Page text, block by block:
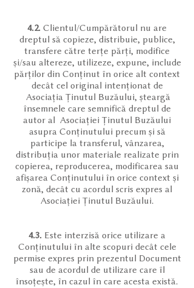
4.2. Clientul/Cumpărătorul nu are
dreptul să copieze, distribuie, publice,
transfere către terțe părți, modifice
și/sau altereze, utilizeze, expune, include
părților din Conținut în orice alt context
decât cel original intenționat de
Asociația Ținutul Buzăului, șteargă
însemnele care semnifică dreptul de
autor al Asociației Ținutul Buzăului
asupra Conținutului precum și să
participe la transferul, vânzarea,
distribuția unor materiale realizate prin
copierea, reproducerea, modificarea sau
afișarea Conținutului în orice context și
zonă, decât cu acordul scris expres al
Asociației Ținutul Buzăului.
4.3. Este interzisă orice utilizare a
Conținutului în alte scopuri decât cele
permise expres prin prezentul Document
sau de acordul de utilizare care îl
însoțește, în cazul în care acesta există.